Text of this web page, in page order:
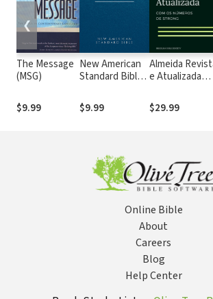
The Message
(MSG)
$9.99
New American
Standard Bible
(NASB1995)
$9.99
Almeida
e Atualizada
números de
Strong
$29.99
❮
Online Bible
About
Careers
Blog
Help Center